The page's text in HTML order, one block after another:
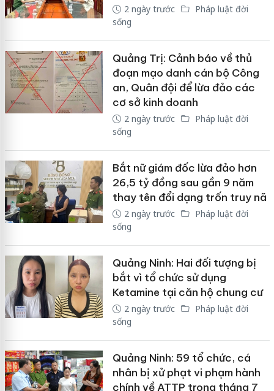
2 ngày trước
Pháp luật đời
sống
Quảng Trị: Cảnh báo về thủ
đoạn mạo danh cán bộ Công
an, Quân đội để lừa đảo các
cơ sở kinh doanh
2 ngày trước
Pháp luật đời
sống
Bắt nữ giám đốc lừa đảo hơn
26,5 tỷ đồng sau gần 9 năm
thay tên đổi dạng trốn truy nã
2 ngày trước
Pháp luật đời
sống
Quảng Ninh: Hai đối tượng bị
bắt vì tổ chức sử dụng
Ketamine tại căn hộ chung cư
2 ngày trước
Pháp luật đời
sống
Quảng Ninh: 59 tổ chức, cá
nhân bị xử phạt vi phạm hành
chính về ATTP trong tháng 7